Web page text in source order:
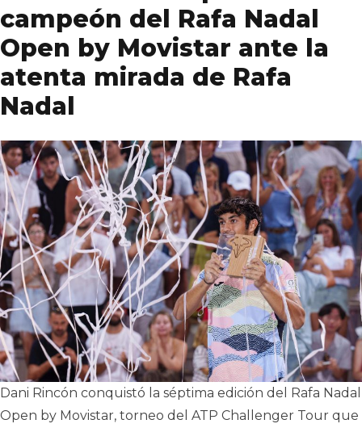
campeón del Rafa Nadal
Open by Movistar ante la
atenta mirada de Rafa
Nadal
Dani Rincón conquistó la séptima edición del Rafa Nadal
Open by Movistar, torneo del ATP Challenger Tour que